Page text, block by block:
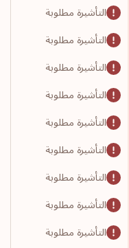
التأشيرة مطلوبة
التأشيرة مطلوبة
التأشيرة مطلوبة
التأشيرة مطلوبة
التأشيرة مطلوبة
التأشيرة مطلوبة
التأشيرة مطلوبة
التأشيرة مطلوبة
التأشيرة مطلوبة